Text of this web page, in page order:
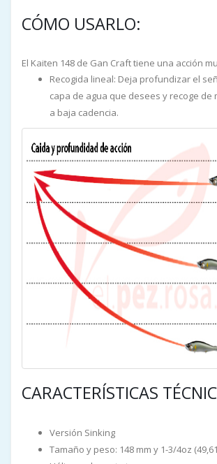
CÓMO USARLO:
El Kaiten 148 de Gan Craft tiene una acción
Recogida lineal: Deja profundizar el
capa de agua que desees y recoge de
a baja cadencia.
CARACTERÍSTICAS
Versión Sinking
Tamaño y peso: 148 mm y 1-3/4oz